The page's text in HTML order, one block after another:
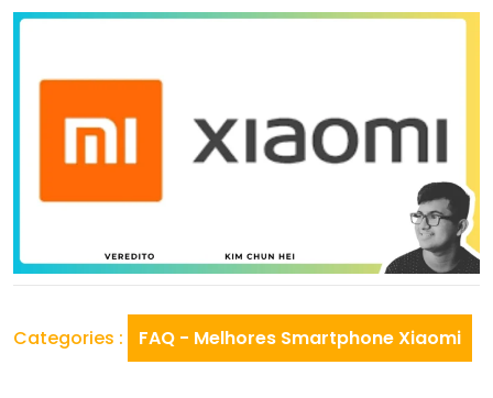
Categories : FAQ - Melhores Smartphone Xiaomi